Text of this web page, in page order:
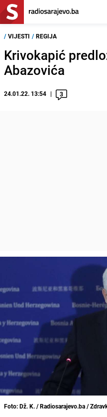
/ VIJESTI / REGIJA
Krivokapić
Abazovića
24.01.22. 13:54 3
Foto: Dž. K. / Radiosarajevo.ba /